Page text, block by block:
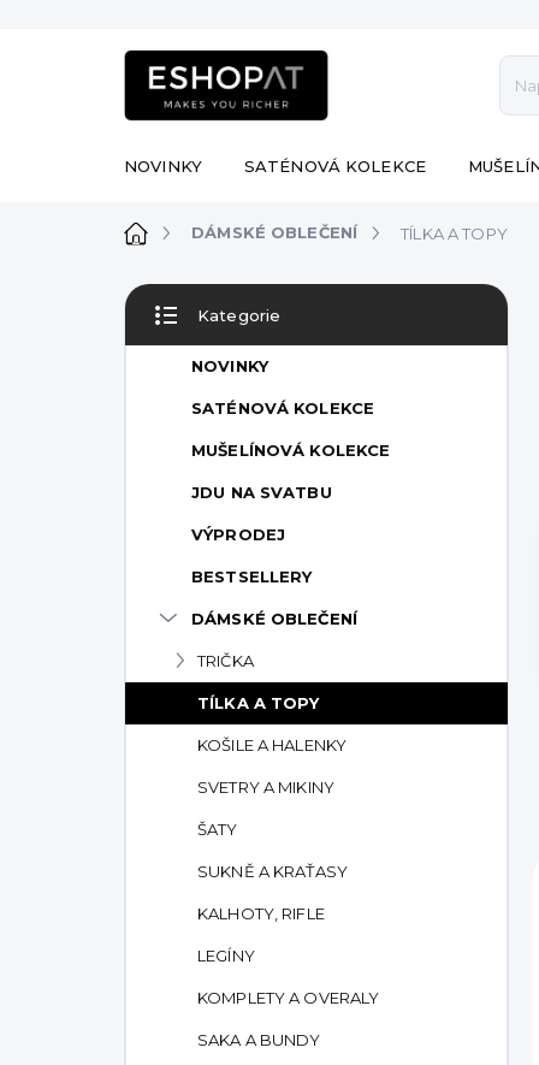
NOVINKY SATÉNOVÁ KOLEKCE
DomůDÁMSKÉ OBLEČENÍ TÍLKA A TOPY
P
s
kategorie
Kategorie
NOVINKY
SATÉNOVÁ KOLEKCE
MUŠELÍNOVÁ KOLEKCE
JDU NA SVATBU
VÝPRODEJ
BESTSELLERY
DÁMSKÉ OBLEČENÍ
TRIČKA
TÍLKA A TOPY
KOŠILE A HALENKY
SVETRY A MIKINY
ŠATY
SUKNĚ A KRAŤASY
KALHOTY, RIFLE
LEGÍNY
KOMPLETY A OVERALY
SAKA A BUNDY